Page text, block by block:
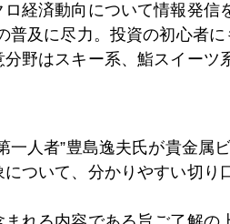
る人の前にだけ現れる園田駅付
食べて、昼寝するぐうたら日本代
ト」だそうです。「頑張る人に
脱し切れていない私にピッタリ
になりつつあり在庫切れ続出。
経済動向について情報発信
普及に尽力。投資の初心者
野はスキー系、鮨スイーツ
一人者”豊島逸夫氏が貴金属
ついて、分かりやすい切り